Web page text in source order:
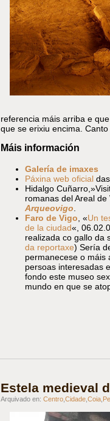
referencia máis arriba e
que se erixiu encima.
Máis información
Galería de imaxes
Páxina web oficialdas
Hidalgo
romanas del Areal de
Arqueovigo
Faro de Vigo , «Un
de la ciudad«,
realizada co gallo da
da reportaxe) Sería
permanecese o máis
persoas interesadas
fondo este museo
mundo en que se
Estela medieval
Arquivado en: Centro, Cidade, Coia,